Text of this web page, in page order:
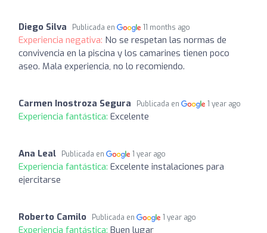
Diego Silva Publicada en 11 months ago
Experiencia negativa: No se respetan las normas de
convivencia en la piscina y los camarines tienen poco
aseo. Mala experiencia, no lo recomiendo.
Carmen Inostroza Segura Publicada en 1 year ago
Experiencia fantástica: Excelente
Ana Leal Publicada en 1 year ago
Experiencia fantástica: Excelente instalaciones para
ejercitarse
Roberto Camilo Publicada en 1 year ago
Experiencia fantástica: Buen lugar